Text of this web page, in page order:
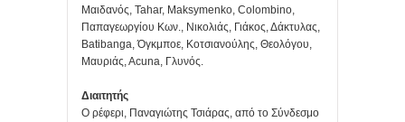
Μαιδανός, Tahar, Maksymenko, Colombino,
Παπαγεωργίου Κων., Νικολιάς, Γιάκος, Δάκτυλας,
Batibanga, Όγκμποε, Κοτσιανούλης, Θεολόγου,
Μαυριάς, Αcuna, Γλυνός.
Διαιτητής
Ο ρέφερι, Παναγιώτης Τσιάρας, από το Σύνδεσμο